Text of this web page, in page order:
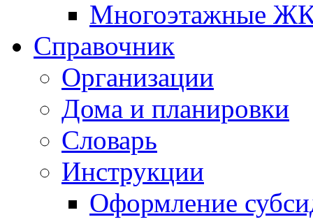
Многоэтажные
Справочник
Организации
Дома и планировки
Словарь
Инструкции
Оформление